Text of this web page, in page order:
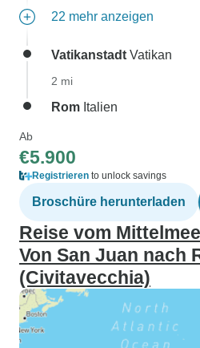
22 mehr anzeigen
Vatikanstadt Vatikan
2 mi
Rom Italien
Ab
€5.900
Registrieren to unlock savings
Broschüre herunterladen
Reise vom
Von San Juan nach
(Civitavecchia)